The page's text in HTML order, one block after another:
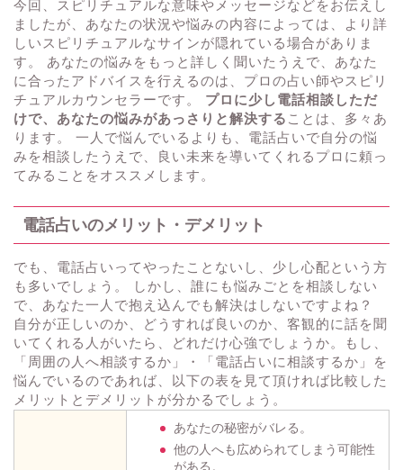
今回、スピリチュアルな意味やメッセージなどをお伝えし
ましたが、あなたの状況や悩みの内容によっては、より詳
しいスピリチュアルなサインが隠れている場合がありま
す。 あなたの悩みをもっと詳しく聞いたうえで、あなた
に合ったアドバイスを行えるのは、プロの占い師やスピリ
チュアルカウンセラーです。 プロに少し電話相談しただ
けで、あなたの悩みがあっさりと解決する ことは、多々あ
ります。 一人で悩んでいるよりも、電話占いで自分の悩
みを相談したうえで、良い未来を導いてくれるプロに頼っ
てみることをオススメします。
電話占いのメリット・デメリット
でも、電話占いってやったことないし、少し心配という方
も多いでしょう。 しかし、誰にも悩みごとを相談しない
で、あなた一人で抱え込んでも解決はしないですよね？
自分が正しいのか、どうすれば良いのか、客観的に話を聞
いてくれる人がいたら、どれだけ心強でしょうか。もし、
「周囲の人へ相談するか」・「電話占いに相談するか」を
悩んでいるのであれば、以下の表を見て頂ければ比較した
メリットとデメリットが分かるでしょう。
あなたの秘密がバレる。
他の人へも広められてしまう可能性
がある。